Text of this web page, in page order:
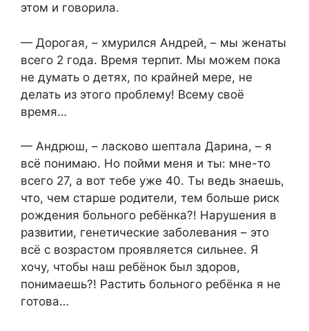
этом и говорила.
— Дорогая, – хмурился Андрей, – мы женаты
всего 2 года. Время терпит. Мы можем пока
не думать о детях, по крайней мере, не
делать из этого проблему! Всему своё
время…
— Андрюш, – ласково шептала Дарина, – я
всё понимаю. Но пойми меня и ты: мне-то
всего 27, а вот тебе уже 40. Ты ведь знаешь,
что, чем старше родители, тем больше риск
рождения больного ребёнка?! Нарушения в
развитии, генетические заболевания – это
всё с возрастом проявляется сильнее. Я
хочу, чтобы наш ребёнок был здоров,
понимаешь?! Растить больного ребёнка я не
готова…